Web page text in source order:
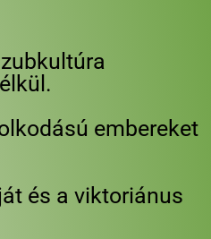
embereket
és a viktoriánus